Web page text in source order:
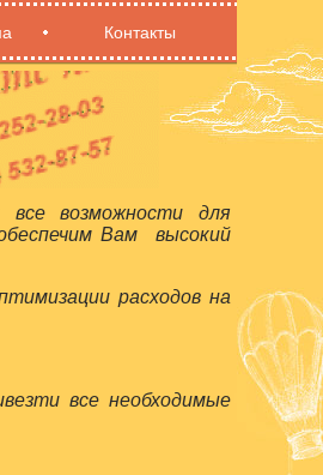
Контакты
возможности для
Вам высокий
расходов на
все необходимые